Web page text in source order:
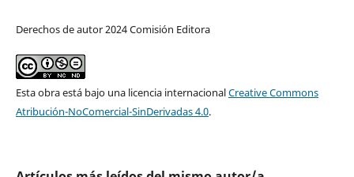
Derechos de autor 2024 Comisión Editora
Esta obra está bajo una licencia internacionalCreative Commons
Atribución-NoComercial-SinDerivadas 4.0.